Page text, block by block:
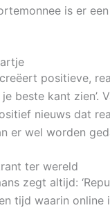
is er
positieve,
beste kant zien’.
nieuws dat
er wel worden
ter wereld
zegt altijd:
tijd waarin